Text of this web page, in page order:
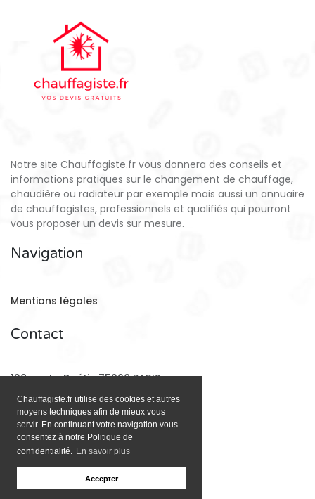
Chauffagiste.fr utilise des cookies et autres
moyens techniques afin de mieux vous
servir. En continuant votre navigation vous
consentez à notre Politique de
confidentialité. En savoir plus
Accepter
Notre site Chauffagiste.fr vous donnera des conseils et
informations pratiques sur le changement de chauffage,
chaudière ou radiateur par exemple mais aussi un annuaire
de chauffagistes, professionnels et qualifiés qui pourront
vous proposer un devis sur mesure.
Navigation
Mentions légales
Contact
128 rue La Boétie 75008 PARIS
Email: contact@chauffagiste.fr